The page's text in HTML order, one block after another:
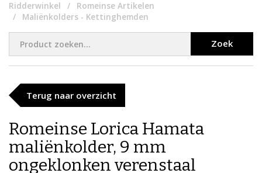
Ridderwinkel
Romeinse Artikelen
Maliënkolders - Kettinghemden
Zoek
Terug naar overzicht
Romeinse Lorica Hamata
maliënkolder, 9 mm
ongeklonken verenstaal